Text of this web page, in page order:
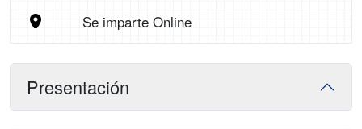
Se imparte Online
Presentación